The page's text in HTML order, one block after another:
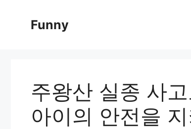
Funny
주왕산 실종 사
아이의 안전을